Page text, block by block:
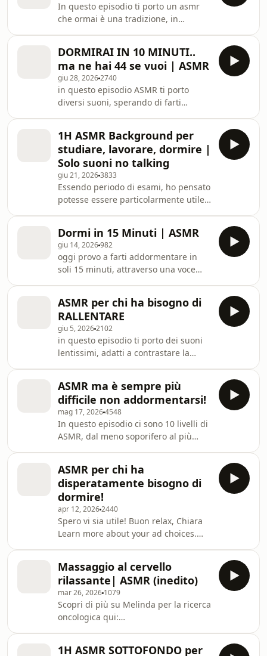
In questo episodio ti porto un asmr
che ormai è una tradizione, in
more about your ad choices. Visit
megaphone.fm/adchoices
DORMIRAI IN 10 MINUTI..
ma ne hai 44 se vuoi | ASMR
giu 28, 20262740
in questo episodio ASMR ti porto
diversi suoni, sperando di farti
about your ad choices. Visit
megaphone.fm/adchoices
1H ASMR Background per
studiare, lavorare, dormire |
Solo suoni no talking
giu 21, 20263833
Essendo periodo di esami, ho pensato
potesse essere particolarmente utile.
distrae. Un abbraccio, Chiara Learn
more about your ad choices. Visit
megaphone.fm/adchoices
Dormi in 15 Minuti | ASMR
giu 14, 2026982
oggi provo a farti addormentare in
soli 15 minuti, attraverso una voce
funzionato. Un abbraccio, Chiara
Learn more about your ad choices.
Visit megaphone.fm/adchoices
ASMR per chi ha bisogno di
RALLENTARE
giu 5, 20262102
in questo episodio ti porto dei suoni
lentissimi, adatti a contrastare la
ad choices. Visit
megaphone.fm/adchoices
ASMR ma è sempre più
difficile non addormentarsi!
mag 17, 20264548
In questo episodio ci sono 10 livelli di
ASMR, dal meno soporifero al più
curiosa :) Un abbraccio, Chiara Learn
more about your ad choices. Visit
megaphone.fm/adchoices
ASMR per chi ha
disperatamente bisogno di
dormire!
apr 12, 20262440
Spero vi sia utile! Buon relax, Chiara
Learn more about your ad choices.
Massaggio al cervello
rilassante| ASMR (inedito)
mar 26, 2026 1079
Scopri di più su Melinda per la ricerca
oncologica qui:
⁠https://servedby.flashtalking.com/click/1/
1H ASMR SOTTOFONDO per